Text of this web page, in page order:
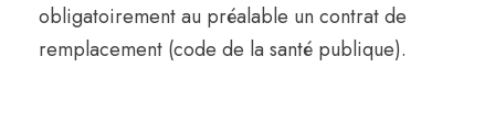
obligatoirement au préalable un contrat de
remplacement (code de la santé publique).